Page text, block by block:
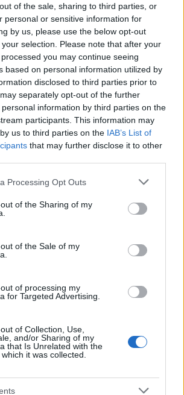
of the sale, sharing to third parties, or
personal or sensitive information for
by us, please use the below opt-out
selection. Please note that after your
you may continue seeing
based on personal information utilized by
disclosed to third parties prior to
separately opt-out of the further
information by third parties on the
participants. This information may
us to third parties on the IAB’s List of
that may further disclose it to other
website/app uses one or more Google
visit or usage behaviour. You may click to
to Google and its third-party tags to
specified purposes in below Google
Processing Opt Outs
of the Sharing of my
of the Sale of my
of processing my
for Targeted Advertising.
of Collection, Use,
and/or Sharing of my
that Is Unrelated with the
it was collected.
sintetica resistente agli urti;
380x290x80 mm - Peso 6;3 kg
manuali |
piacerti anche
M42 per taglio metalli acciaio
2950x27x0;90 6/10 Lion